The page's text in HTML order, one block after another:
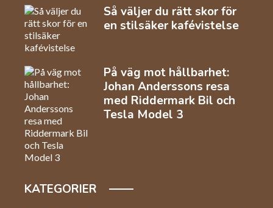
Så väljer du rätt skor för
en stilsäker kafévistelse
På väg mot hållbarhet:
Johan Anderssons resa
med Riddermark Bil och
Tesla Model 3
KATEGORIER